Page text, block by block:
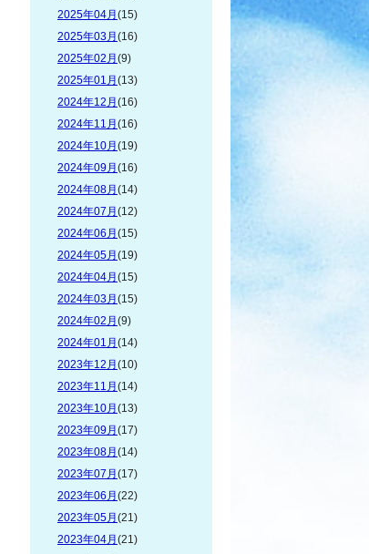
2025年04月 (15)
2025年03月 (16)
2025年02月 (9)
2025年01月 (13)
2024年12月 (16)
2024年11月 (16)
2024年10月 (19)
2024年09月 (16)
2024年08月 (14)
2024年07月 (12)
2024年06月 (15)
2024年05月 (19)
2024年04月 (15)
2024年03月 (15)
2024年02月 (9)
2024年01月 (14)
2023年12月 (10)
2023年11月 (14)
2023年10月 (13)
2023年09月 (17)
2023年08月 (14)
2023年07月 (17)
2023年06月 (22)
2023年05月 (21)
2023年04月 (21)